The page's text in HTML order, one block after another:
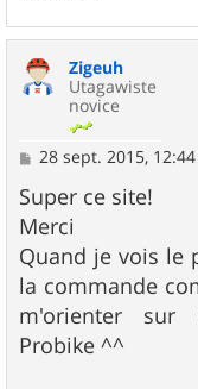
Zigeuh
Utagawiste
novice
M
s
s
a
g
e
28 sept. 2015, 12:44
Super ce site!
Merci
Quand je vois le
la commande
m'orienter sur
Probike ^^